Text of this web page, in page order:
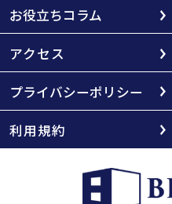
お役立ちコラム
アクセス
プライバシーポリシー
利用規約